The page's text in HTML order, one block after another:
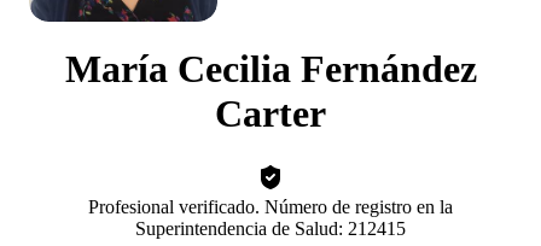
María Cecilia Fernández
Carter
Profesional verificado. Número de registro en la
Superintendencia de Salud: 212415